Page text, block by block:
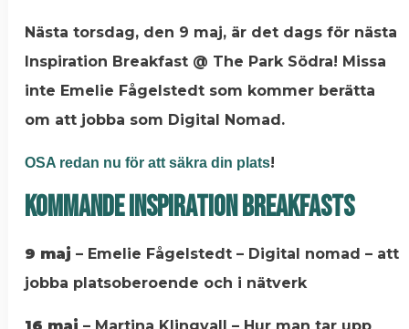
Nästa torsdag, den 9 maj, är det dags för nästa
Inspiration Breakfast @ The Park Södra! Missa
inte Emelie Fågelstedt som kommer berätta
om att jobba som Digital Nomad.
OSA redan nu för att säkra din plats!
Kommande Inspiration Breakfasts
9 maj – Emelie Fågelstedt – Digital nomad – att
jobba platsoberoende och i nätverk
16 maj – Martina Klingvall – Hur man tar upp